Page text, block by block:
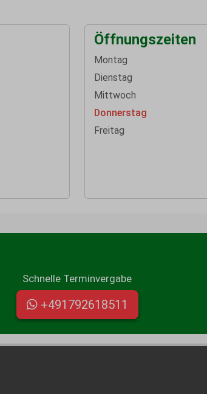
Öffnungszeiten
Montag
Dienstag
Mittwoch
Donnerstag
Freitag
Schnelle Terminvergabe
+491792618511